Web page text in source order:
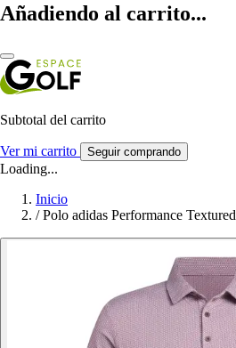
Añadiendo al carrito...
Subtotal del carrito
Ver mi carrito Seguir comprando
Loading...
Inicio
/ Polo adidas Performance Textured